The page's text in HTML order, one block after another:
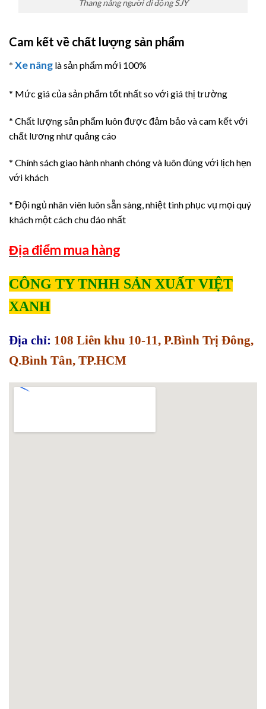
Thang nâng người di động SJY
Cam kết về chất lượng sản phẩm
* Xe nâng là sản phẩm mới 100%
* Mức giá của sản phẩm tốt nhất so với giá thị trường
* Chất lượng sản phẩm luôn được đảm bảo và cam kết với
chất lương như quảng cáo
* Chính sách giao hành nhanh chóng và luôn đúng với lịch hẹn
với khách
* Đội ngủ nhân viên luôn sẵn sàng, nhiệt tình phục vụ mọi quý
khách một cách chu đáo nhất
Địa điểm mua hàng
CÔNG TY TNHH SẢN XUẤT VIỆT
XANH
Địa chỉ: 108 Liên khu 10-11, P.Bình Trị Đông,
Q.Bình Tân, TP.HCM